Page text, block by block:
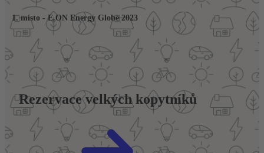
1. místo - E.ON Energy Globe 2023
Rezervace velkých kopytníků